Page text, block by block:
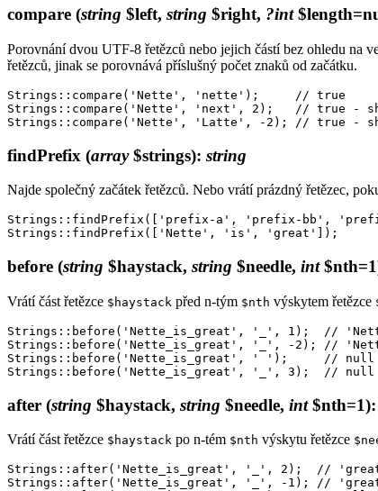
compare (string $left, string $right, ?int
Porovnání dvou UTF-8 řetězců nebo jejich částí bez ohledu na
řetězců, jinak se porovnává příslušný počet znaků od začátku.
Strings::compare('Nette', 'nette');     // true
Strings::compare('Nette', 'next', 2);   // true -
findPrefix (array$strings): string
Najde společný začátek řetězců. Nebo vrátí prázdný řetězec,
Strings::findPrefix(['prefix-a', 'prefix-bb',
before (string $haystack, string $needle, int
Vrátí část řetězce $haystack před n-tým $nth výskytem řetězce
Strings::before('Nette_is_great', '_', 1);  //
Strings::before('Nette_is_great', '_', -2); //
Strings::before('Nette_is_great', ' ');     // null
after (string $haystack, string $needle, int$nth=1):
Vrátí část řetězce $haystack po n-tém $nth výskytu řetězce
Strings::after('Nette_is_great', '_', 2);  //
Strings::after('Nette_is_great', '_', -1); //